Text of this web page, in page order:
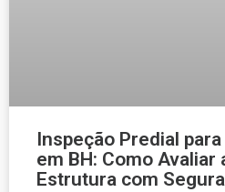
Inspeção Predial
em BH: Como Avaliar
Estrutura com